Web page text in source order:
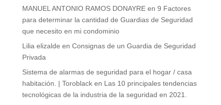
MANUEL ANTONIO RAMOS DONAYREen 9 Factores
para determinar la cantidad de Guardias de Seguridad
que necesito en mi condominio
Lilia elizalde en Consignas de un Guardia de Seguridad
Privada
Sistema de alarmas de seguridad para el hogar / casa
habitación. | Toroblacken Las 10 principales tendencias
tecnológicas de la industria de la seguridad en 2021.